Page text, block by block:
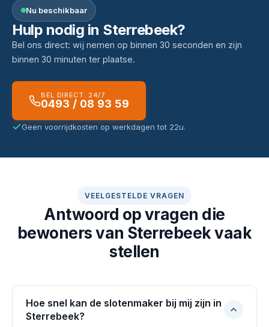
Nu beschikbaar
Hulp nodig in Sterrebeek?
Bel ons direct: wij nemen op binnen 30 seconden en zijn
binnen 30 minuten ter plaatse.
BEL DIRECT: 24/7
0493 / 08 93 59
Geen voorrijdkosten op werkdagen tot 22u.
VEELGESTELDE VRAGEN
Antwoord op vragen die
bewoners van Sterrebeek vaak
stellen
Hoe snel kan de slotenmaker bij mij zijn in
Sterrebeek?